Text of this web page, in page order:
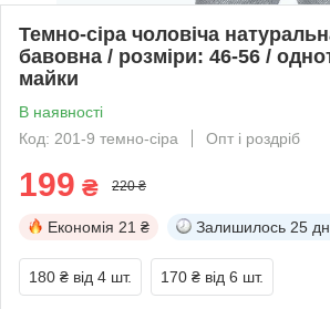
Темно-сіра чоловіча
бавовна / розміри: 46-56 /
майки
В наявності
Код: 201-9 темно-сіра
Опт і роздріб
199 ₴ 220 ₴
Економія 21 ₴ Залишилось 25
180 ₴ від 4 шт. 170 ₴ від 6 шт.